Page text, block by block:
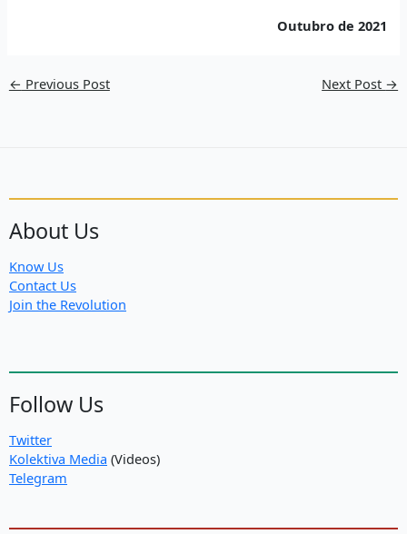
Outubro de 2021
← Previous Post Next Post →
About Us
Know Us
Contact Us
Join the Revolution
Follow Us
Twitter
Kolektiva Media (Videos)
Telegram